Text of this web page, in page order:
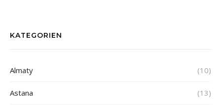
KATEGORIEN
Almaty (10)
Astana (13)